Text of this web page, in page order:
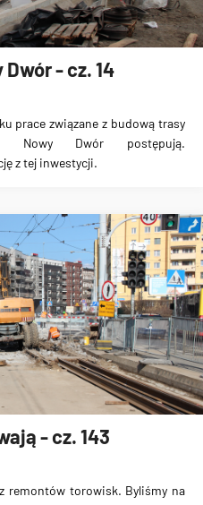
Dwór - cz. 14
prace związane z budową trasy
Nowy Dwór postępują.
z tej inwestycji.
- cz. 143
remontów torowisk. Byliśmy na